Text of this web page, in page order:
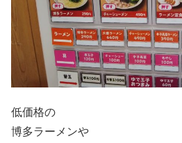
低価格の
博多ラーメンや